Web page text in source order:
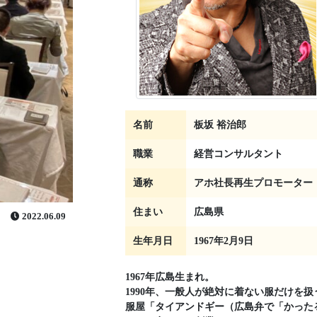
2022.06.09
名前 板坂 裕治郎
職業 経営コンサルタント
通称 アホ社長再生プロモーター
住まい 広島県
生年月日 1967年2月9日
1967年広島生まれ。
1990年、一般人が絶対に着ない服だけを扱
服屋「タイアンドギー（広島弁で「かった